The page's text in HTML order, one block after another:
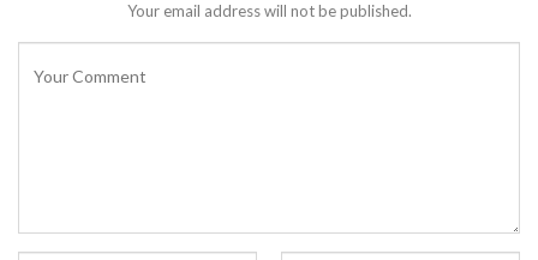
Your email address will not be published.